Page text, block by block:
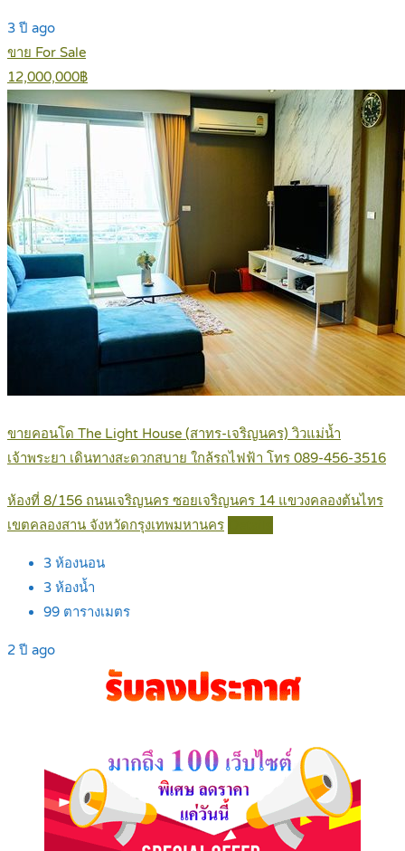
3 ปี ago
ขาย For Sale
12,000,000฿
ขายคอนโด The Light House (สาทร-เจริญนคร) วิวแม่น้ำ
เจ้าพระยา เดินทางสะดวกสบาย ใกล้รถไฟฟ้า โทร 089-456-3516
ห้องที่ 8/156 ถนนเจริญนคร ซอยเจริญนคร 14 แขวงคลองต้นไทร
เขตคลองสาน จังหวัดกรุงเทพมหานคร
3 ห้องนอน
3 ห้องน้ำ
99 ตารางเมตร
2 ปี ago